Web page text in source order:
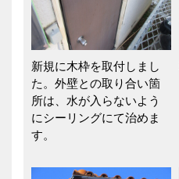
新規に木枠を取付しまし
た。外壁との取り合い箇
所は、水が入らないよう
にシーリングにて治めま
す。